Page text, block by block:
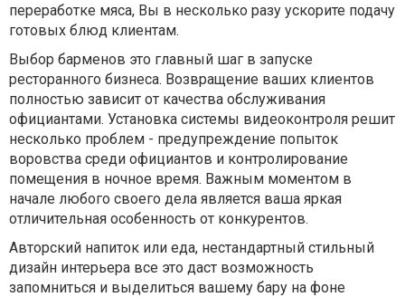
переработке мяса, Вы в несколько разу ускорите подачу
готовых блюд клиентам.
Выбор барменов это главный шаг в запуске
ресторанного бизнеса. Возвращение ваших клиентов
полностью зависит от качества обслуживания
официантами. Установка системы видеоконтроля решит
несколько проблем - предупреждение попыток
воровства среди официантов и контролирование
помещения в ночное время. Важным моментом в
начале любого своего дела является ваша яркая
отличительная особенность от конкурентов.
Авторский напиток или еда, нестандартный стильный
дизайн интерьера все это даст возможность
запомниться и выделиться вашему бару на фоне